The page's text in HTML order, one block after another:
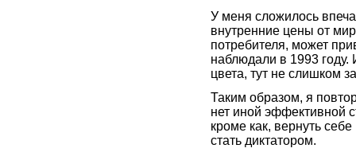
У меня сложилось
внутренние цены от
потребителя, может
наблюдали в 1993
цвета, тут не слишком
Таким образом, я
нет иной эффективной
кроме как, вернуть
стать диктатором.